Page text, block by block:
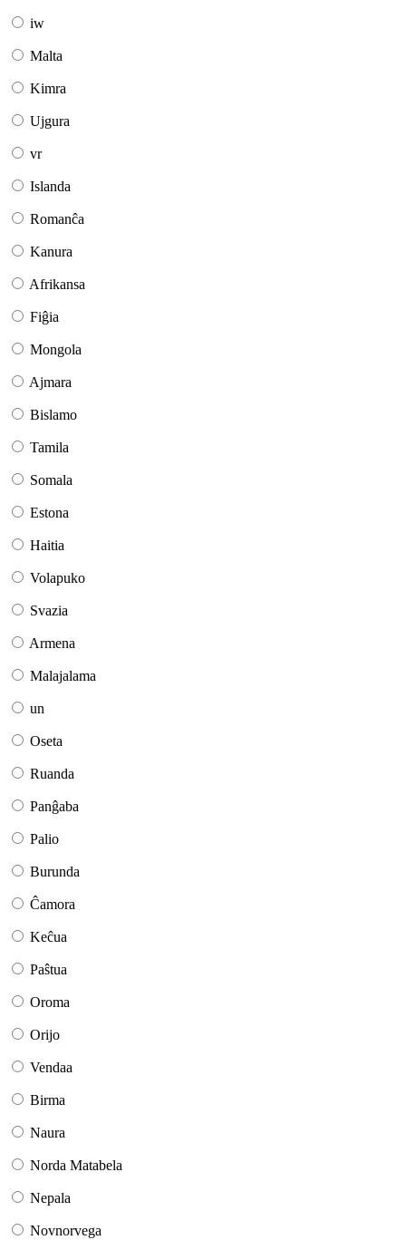
iw
Malta
Kimra
Ujgura
vr
Islanda
Romanĉa
Kanura
Afrikansa
Fiĝia
Mongola
Ajmara
Bislamo
Tamila
Somala
Estona
Haitia
Volapuko
Svazia
Armena
Malajalama
un
Oseta
Ruanda
Panĝaba
Palio
Burunda
Ĉamora
Keĉua
Paŝtua
Oroma
Orijo
Vendaa
Birma
Naura
Norda Matabela
Nepala
Novnorvega